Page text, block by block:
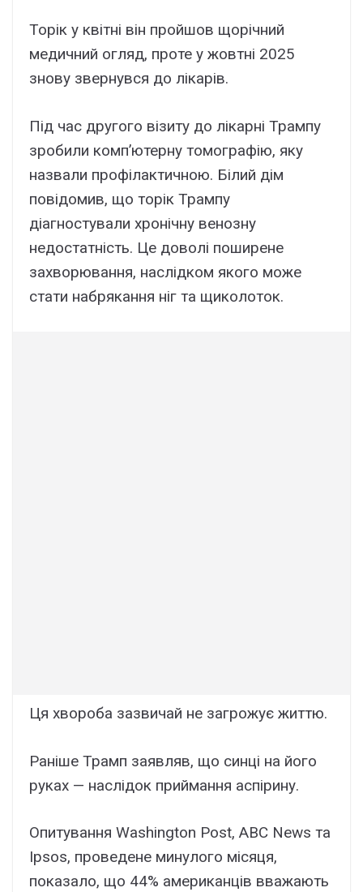
Торік у квітні він пройшов щорічний
медичний огляд, проте у жовтні 2025
знову звернувся до лікарів.
Під час другого візиту до лікарні Трампу
зробили комп’ютерну томографію, яку
назвали профілактичною. Білий дім
повідомив, що торік Трампу
діагностували хронічну венозну
недостатність. Це доволі поширене
захворювання, наслідком якого може
стати набрякання ніг та щиколоток.
Ця хвороба зазвичай не загрожує життю.
Раніше Трамп заявляв, що синці на його
руках — наслідок приймання аспірину.
Опитування Washington Post, ABC News та
Ipsos, проведене минулого місяця,
показало, що 44% американців вважають